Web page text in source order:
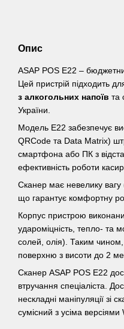
Опис
ASAP POS E22 –
Цей пристрій підходить
з алкогольних напоїв та
України.
Модель E22 забезпечує
QRCode та Data Matrix)
смартфона або ПК з
ефективність роботи
Сканер має невелику вагу
що гарантує комфортну
Корпус пристрою
удароміцність, тепло- та
солей, олія). Таким чином,
поверхню з висоти до 2
Сканер ASAP POS E22
втручання спеціаліста.
нескладні маніпуляції зі
сумісний з усіма версіями